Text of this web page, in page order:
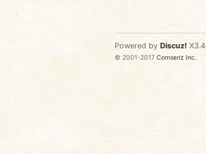
Powered by Discuz! X3.4
© 2001-2017Comsenz Inc.